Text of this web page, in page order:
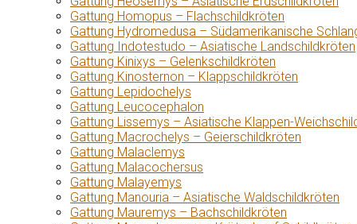
Gattung Homopus – Flachschildkröten
Gattung Hydromedusa – Südamerikanische
Gattung Indotestudo – Asiatische Landschildkröten
Gattung Kinixys – Gelenkschildkröten
Gattung Kinosternon – Klappschildkröten
Gattung Lepidochelys
Gattung Leucocephalon
Gattung Lissemys – Asiatische Klappen-
Gattung Macrochelys – Geierschildkröten
Gattung Malaclemys
Gattung Malacochersus
Gattung Malayemys
Gattung Manouria – Asiatische Waldschildkröten
Gattung Mauremys – Bachschildkröten